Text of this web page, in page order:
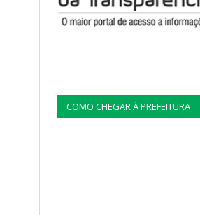
COMO CHEGAR À PREFEITURA